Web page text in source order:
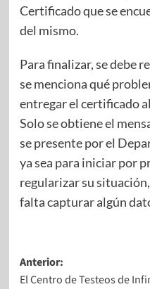
Certificado que se
del mismo.
Para finalizar, se debe
se menciona qué
entregar el certificado
Solo se obtiene el
se presente por el
ya sea para iniciar por
regularizar su
falta capturar algún
Anterior:
El Centro de Testeos de